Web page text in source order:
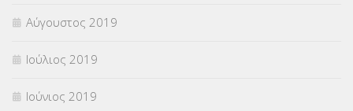
Αύγουστος 2019
Ιούλιος 2019
Ιούνιος 2019